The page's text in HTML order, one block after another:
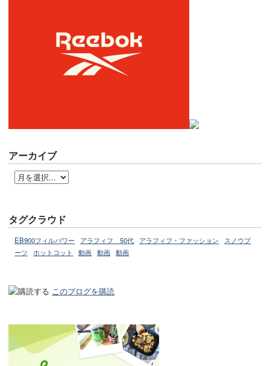
アーカイブ
タグクラウド
EB900フィルパワー アラフィフ 50代 アラフィフ・ファッション
スノウブ
ーツ
ホットコット 動画 動画 動画
このブログを購読